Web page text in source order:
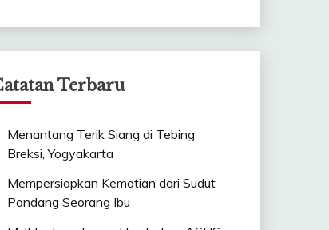
Terbaru
Menantang Terik Siang di Tebing
Breksi, Yogyakarta
Mempersiapkan Kematian dari Sudut
Pandang Seorang Ibu